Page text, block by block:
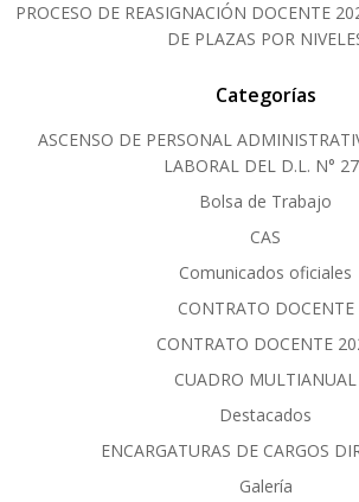
PROCESO DE REASIGNACIÓN DOCENTE
DE PLAZAS POR
Categorías
ASCENSO DE PERSONAL
LABORAL DEL D.L. N°
Bolsa de Trabajo
CAS
Comunicados oficiales
CONTRATO DOCENTE
CONTRATO DOCENTE
CUADRO MULTIANUAL
Destacados
ENCARGATURAS DE CARGOS
Galería